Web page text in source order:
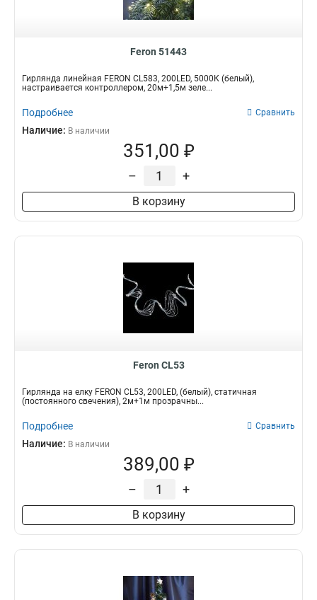
Feron 51443
Гирлянда линейная FERON CL583, 200LED, 5000К (белый),
настраивается контроллером, 20м+1,5м зеле...
Подробнее Сравнить
Наличие: В наличии
351,00 ₽
– +
В корзину
Feron CL53
Гирлянда на елку FERON CL53, 200LED, (белый), статичная
(постоянного свечения), 2м+1м прозрачны...
Подробнее Сравнить
Наличие: В наличии
389,00 ₽
– +
В корзину